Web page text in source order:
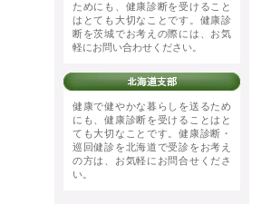
ためにも、健康診断を受けること
はとても大切なことです。健康診
断を茨城でお考えの際には、お気
軽にお問い合わせください。
健康で健やかな暮らしを送るため
にも、健康診断を受けることはと
ても大切なことです。健康診断・
巡回健診を北海道で受診をお考え
の方は、お気軽にお問合せくださ
い。